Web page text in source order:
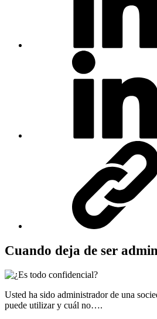
Cuando deja de ser
Usted ha sido administrador de una
puede utilizar y cuál no….